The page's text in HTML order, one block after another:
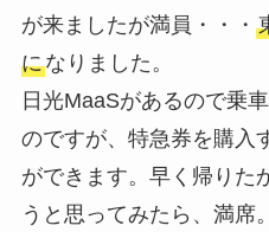
が来ましたが満員・・・
になりました。
日光MaaSがあるので乗
のですが、特急券を購入
ができます。早く帰りた
うと思ってみたら、満席